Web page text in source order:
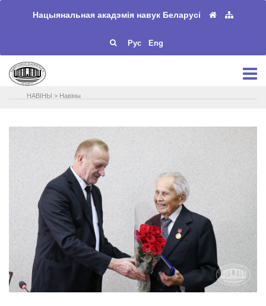
Нацыянальная акадэмія навук Беларусі
Рус Eng
НАВIНЫ > Навіны